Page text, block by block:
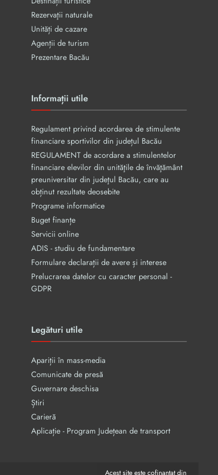
Rezervaţii naturale
Unități de cazare
Agenții de turism
Prezentare Bacău
Informații utile
Regulament privind acordarea de stimulente
financiare sportivilor din județul Bacău
REGULAMENT de acordare a stimulentelor
financiare elevilor din unităţile de învăţământ
preuniversitar din judeţul Bacău, care au
obținut rezultate deosebite
Programe informatice
Buget finanțe
Servicii online
ADIS - studiu de fundamentare
Formulare declarații de avere și interese
Prelucrarea datelor cu caracter personal -
GDPR
Legături utile
Apariții în mass-media
Comunicate de presă
Guvernare deschisa
Știri
Carieră
Aplicație - Program Județean de transport
Acest site este cofinanțat din